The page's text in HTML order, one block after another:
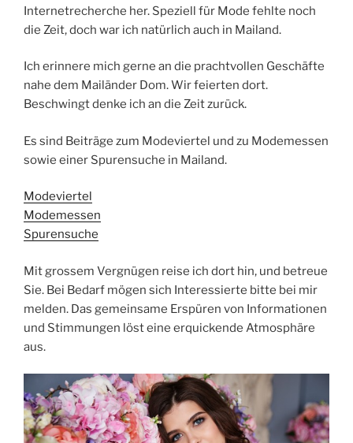
Internetrecherche her. Speziell für Mode fehlte noch
die Zeit, doch war ich natürlich auch in Mailand.
Ich erinnere mich gerne an die prachtvollen Geschäfte
nahe dem Mailänder Dom. Wir feierten dort.
Beschwingt denke ich an die Zeit zurück.
Es sind Beiträge zum Modeviertel und zu Modemessen
sowie einer Spurensuche in Mailand.
Modeviertel
Modemessen
Spurensuche
Mit grossem Vergnügen reise ich dort hin, und betreue
Sie. Bei Bedarf mögen sich Interessierte bitte bei mir
melden. Das gemeinsame Erspüren von Informationen
und Stimmungen löst eine erquickende Atmosphäre
aus.